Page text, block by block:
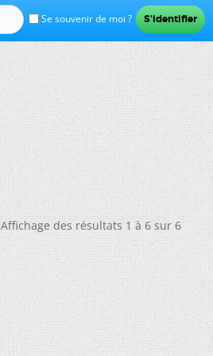
Se souvenir de moi ?
Affichage des résultats 1 à 6 sur 6